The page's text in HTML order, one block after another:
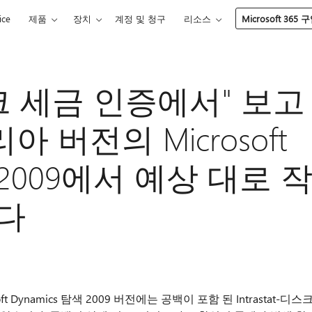
제품 장치 계정 및 청구 리소스 Microsoft 365 구
세금 인증에서" 보고
아 버전의 Microsoft
에서 예상 대로 작
Dynamics 탐색 2009 버전에는 공백이 포함 된 Intrastat-디스